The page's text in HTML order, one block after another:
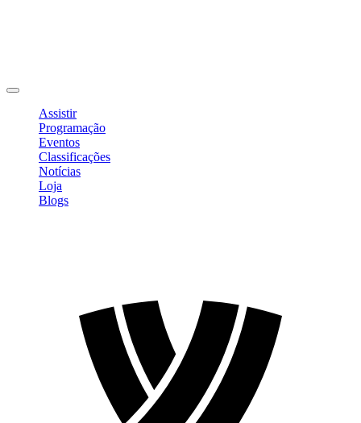
Assistir
Programação
Eventos
Classificações
Notícias
Loja
Blogs